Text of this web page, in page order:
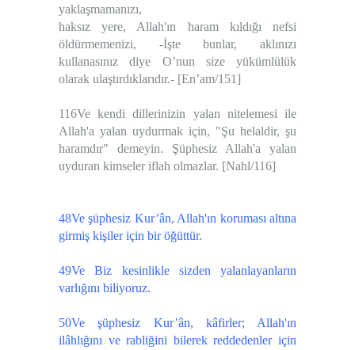
yaklaşmamanızı,
haksız yere, Allah'ın haram kıldığı nefsi
öldürmemenizi, -İşte bunlar, aklınızı
kullanasınız diye O’nun size yükümlülük
olarak ulaştırdıklarıdır.- [En’am/151]
116Ve kendi dillerinizin yalan nitelemesi ile
Allah'a yalan uydurmak için, "Şu helaldir, şu
haramdır" demeyin. Şüphesiz Allah'a yalan
uyduran kimseler iflah olmazlar. [Nahl/116]
48Ve şüphesiz Kur’ân, Allah'ın koruması altına
girmiş kişiler için bir öğüttür.
49Ve Biz kesinlikle sizden yalanlayanların
varlığını biliyoruz.
50Ve şüphesiz Kur’ân, kâfirler; Allah'ın
ilâhlığını ve rabliğini bilerek reddedenler için